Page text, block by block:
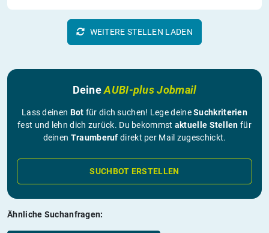
WEITERE STELLEN LADEN
DeineAUBI-plus Jobmail
Lass deinen Bot für dich suchen! Lege deineSuchkriterien
fest und lehn dich zurück. Du bekommst aktuelle Stellen für
deinen Traumberuf direkt per Mail zugeschickt.
SUCHBOT ERSTELLEN
Ähnliche Suchanfragen: